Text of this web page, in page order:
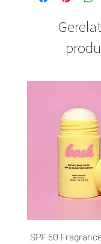
SPF 50